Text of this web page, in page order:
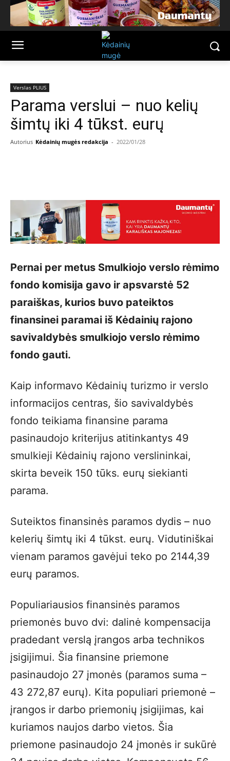
Verslas PLIUS
Parama verslui – nuo kelių
šimtų iki 4 tūkst. eurų
Autorius Kėdainių mugės redakcija - 2022/01/28
Pernai per metus Smulkiojo verslo rėmimo
fondo komisija gavo ir apsvarstė 52
paraiškas, kurios buvo pateiktos
finansinei paramai iš Kėdainių rajono
savivaldybės smulkiojo verslo rėmimo
fondo gauti.
Kaip informavo Kėdainių turizmo ir verslo
informacijos centras, šio savivaldybės
fondo teikiama finansine parama
pasinaudojo kriterijus atitinkantys 49
smulkieji Kėdainių rajono verslininkai,
skirta beveik 150 tūks. eurų siekianti
parama.
Suteiktos finansinės paramos dydis – nuo
kelerių šimtų iki 4 tūkst. eurų. Vidutiniškai
vienam paramos gavėjui teko po 2144,39
eurų paramos.
Populiariausios finansinės paramos
priemonės buvo dvi: dalinė kompensacija
pradedant verslą įrangos arba technikos
įsigijimui. Šia finansine priemone
pasinaudojo 27 įmonės (paramos suma –
43 272,87 eurų). Kita populiari priemonė –
įrangos ir darbo priemonių įsigijimas, kai
kuriamos naujos darbo vietos. Šia
priemone pasinaudojo 24 įmonės ir sukūrė